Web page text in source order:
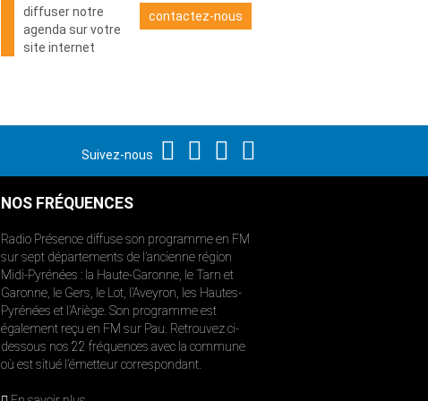
diffuser notre
agenda sur votre
site internet
contactez-nous
Suivez-nous
NOS FRÉQUENCES
Radio Présence diffuse son programme en FM
sur sept départements de l’ancienne région
Midi-Pyrénées : la Haute-Garonne, le Tarn et
Garonne, le Gers, le Lot, l’Aveyron, les Hautes-
Pyrénées et l’Ariège. Son programme est
également reçu en FM sur Pau. Retrouvez ci-
dessous nos 22 fréquences avec la commune
où est situé l’émetteur correspondant.